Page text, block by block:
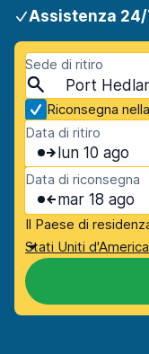
Assistenza
Sede di ritiro
Port
Riconsegna
Data di ritiro
lun 10 ago
Data di riconsegna
mar 18 ago
Il Paese di
Stati Uniti